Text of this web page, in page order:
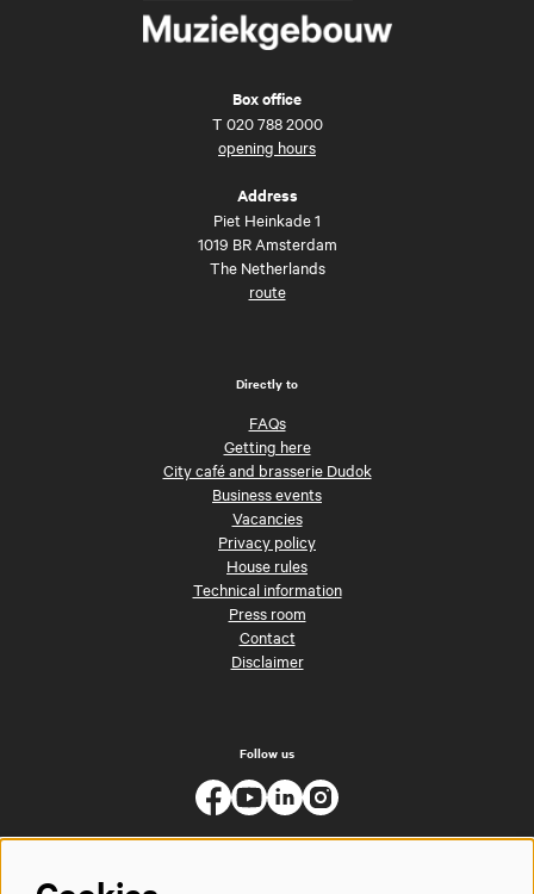
Box office
T 020 788 2000
opening hours
Address
Piet Heinkade 1
1019 BR Amsterdam
The Netherlands
route
Directly to
FAQs
Getting here
City café and brasserie Dudok
Business events
Vacancies
Privacy policy
House rules
Technical information
Press room
Contact
Disclaimer
Follow us